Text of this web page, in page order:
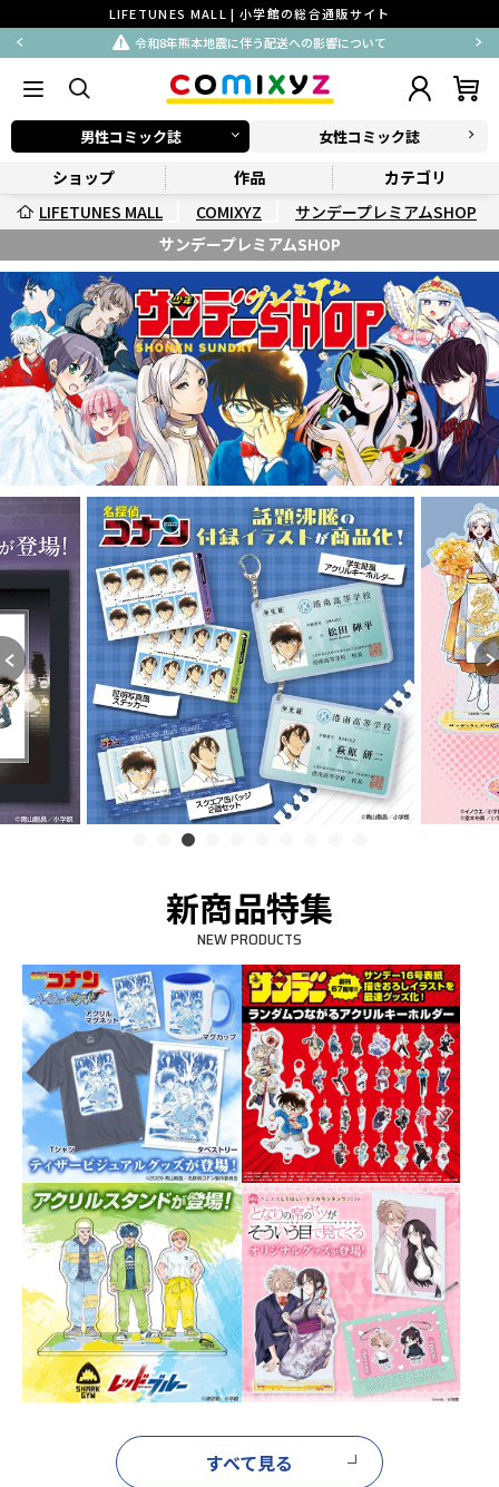
LIFETUNES MALL | 小学館の総合通販サイト
令和8年熊本地震に伴う配送への影響について
男性コミック誌 女性コミック誌
ショップ 作品
カテゴリ
LIFETUNES MALL
COMIXYZ
サンデープレミアムSHOP
サンデープレミアムSHOP
新商品特集
NEW PRODUCTS
すべて見る